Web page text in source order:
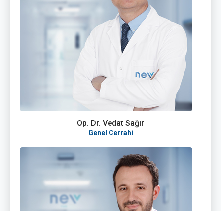
Op. Dr. Vedat Sağır
Genel Cerrahi